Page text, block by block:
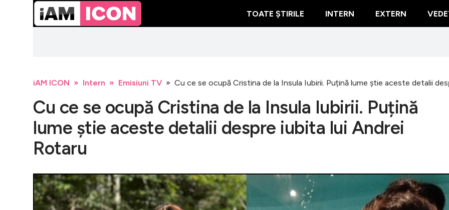
TOATE ȘTIRILE INTERN EXTERN
iAM ICON Intern Emisiuni TV Cu ce se ocupă Cristina de la Insula Iubirii. Puțină lume știe aceste detalii
Cu ce se ocupă Cristina de la Insula Iubirii. Puțină
lume știe aceste detalii despre iubita lui Andrei
Rotaru